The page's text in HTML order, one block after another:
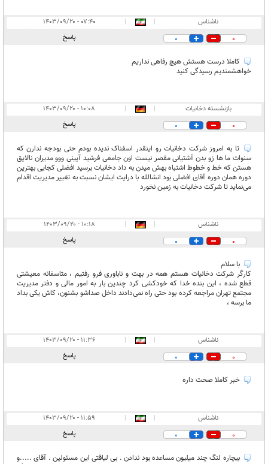
ناشناس |
|
۰۷:۴۰ - ۱۴۰۳/۰۹/۲۰
0
0 پاسخ
کاملا درست هستش هیچ رفاهی نداریم
خواهشمندیم رسیدگی کنید
بازنشسته دخانیات |
|
۱۰:۰۸ - ۱۴۰۳/۰۹/۲۰
0
0 پاسخ
تا به امروز شرکت دخانیات رو اینقدر اسفناک ندیده بودم حتی بودجه ندارن که
سنوات ما ها زو بدن آشتیانی مقصر نیست اون جامعی فرشید آیینی ووو مدیران نالایق
هستن که خط و خطوط اشتباه بهش میدن به داد دخانیات برسید افضلی کجایی بهترین
دوره همان دوره آقای افضلی بود انشالله با درایت ایشان نسبت به تغییر مدیریت اقدام
می‌نماید تا شرکت دخانیات به زمین نخورد
ناشناس |
|
۱۰:۱۸ - ۱۴۰۳/۰۹/۲۰
0
0 پاسخ
با سلام
کارگر شرکت دخانیات هستم همه در بهت و ناباوری فرو رفتیم ، متاسفانه معیشتی
قطع شده ، این بنده خدا که خودکشی کرد چندین بار به امور مالی و دفتر مدیریت
مجتمع تهران مراجعه کرده بود حتی راه نمی‌دادند داخل صداشو بشنون، کاش یکی بداد
ما برسه ،
ناشناس |
|
۱۱:۳۶ - ۱۴۰۳/۰۹/۲۰
0
0 پاسخ
خبر کاملا صحت داره
ناشناس |
|
۱۱:۵۹ - ۱۴۰۳/۰۹/۲۰
0
0 پاسخ
بیچاره لنگ چند میلیون مساعده بود ندادن . بی لیاقتی این مسئولین . آقای .....و